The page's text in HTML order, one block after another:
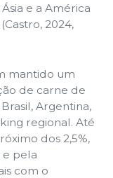
e a América
2024,
mantido um
de carne de
Argentina,
regional. Até
dos 2,5%,
pela
com o